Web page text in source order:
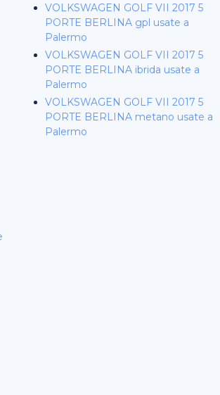
VOLKSWAGEN GOLF VII 2017 5
PORTE BERLINA gpl usate a
Palermo
VOLKSWAGEN GOLF VII 2017 5
PORTE BERLINA ibrida usate a
Palermo
VOLKSWAGEN GOLF VII 2017 5
PORTE BERLINA metano usate a
Palermo